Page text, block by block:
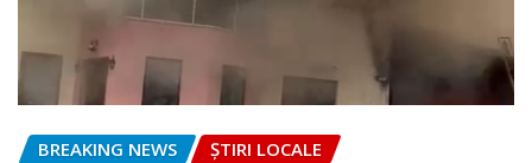
BREAKING NEWS ȘTIRI LOCALE